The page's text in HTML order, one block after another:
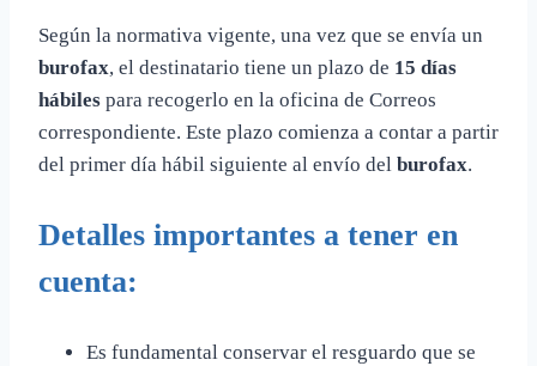
Según la normativa vigente, una vez que se envía un
burofax, el destinatario tiene un plazo de 15 días
hábiles para recogerlo en la oficina de Correos
correspondiente. Este plazo comienza a contar a partir
del primer día hábil siguiente al envío del burofax.
Detalles importantes a tener en
cuenta:
Es fundamental conservar el resguardo que se